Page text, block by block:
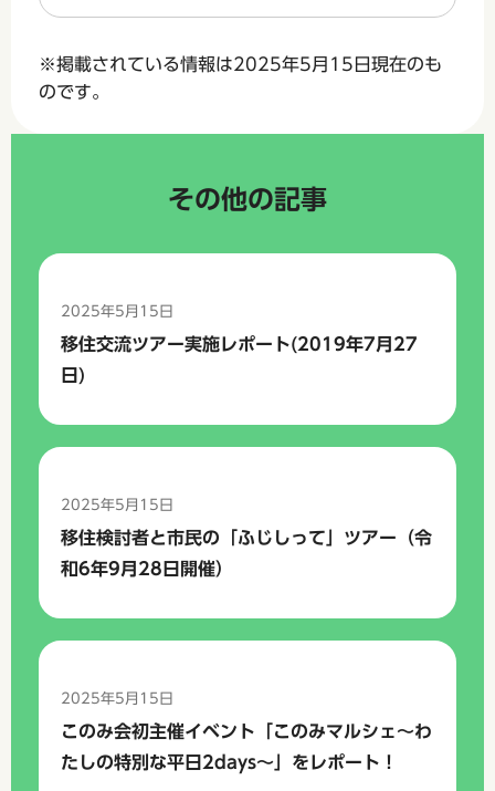
※掲載されている情報は2025年5月15日現在のも
のです。
その他の記事
2025年5月15日
移住交流ツアー実施レポート(2019年7月27
日)
2025年5月15日
移住検討者と市民の「ふじしって」ツアー（令
和6年9月28日開催）
2025年5月15日
このみ会初主催イベント「このみマルシェ～わ
たしの特別な平日2days～」をレポート！